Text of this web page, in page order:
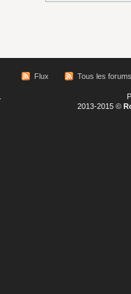
Flux Tous les forums
2013-2015 ©